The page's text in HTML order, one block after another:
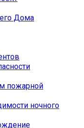
Дома
пожарной
ночного